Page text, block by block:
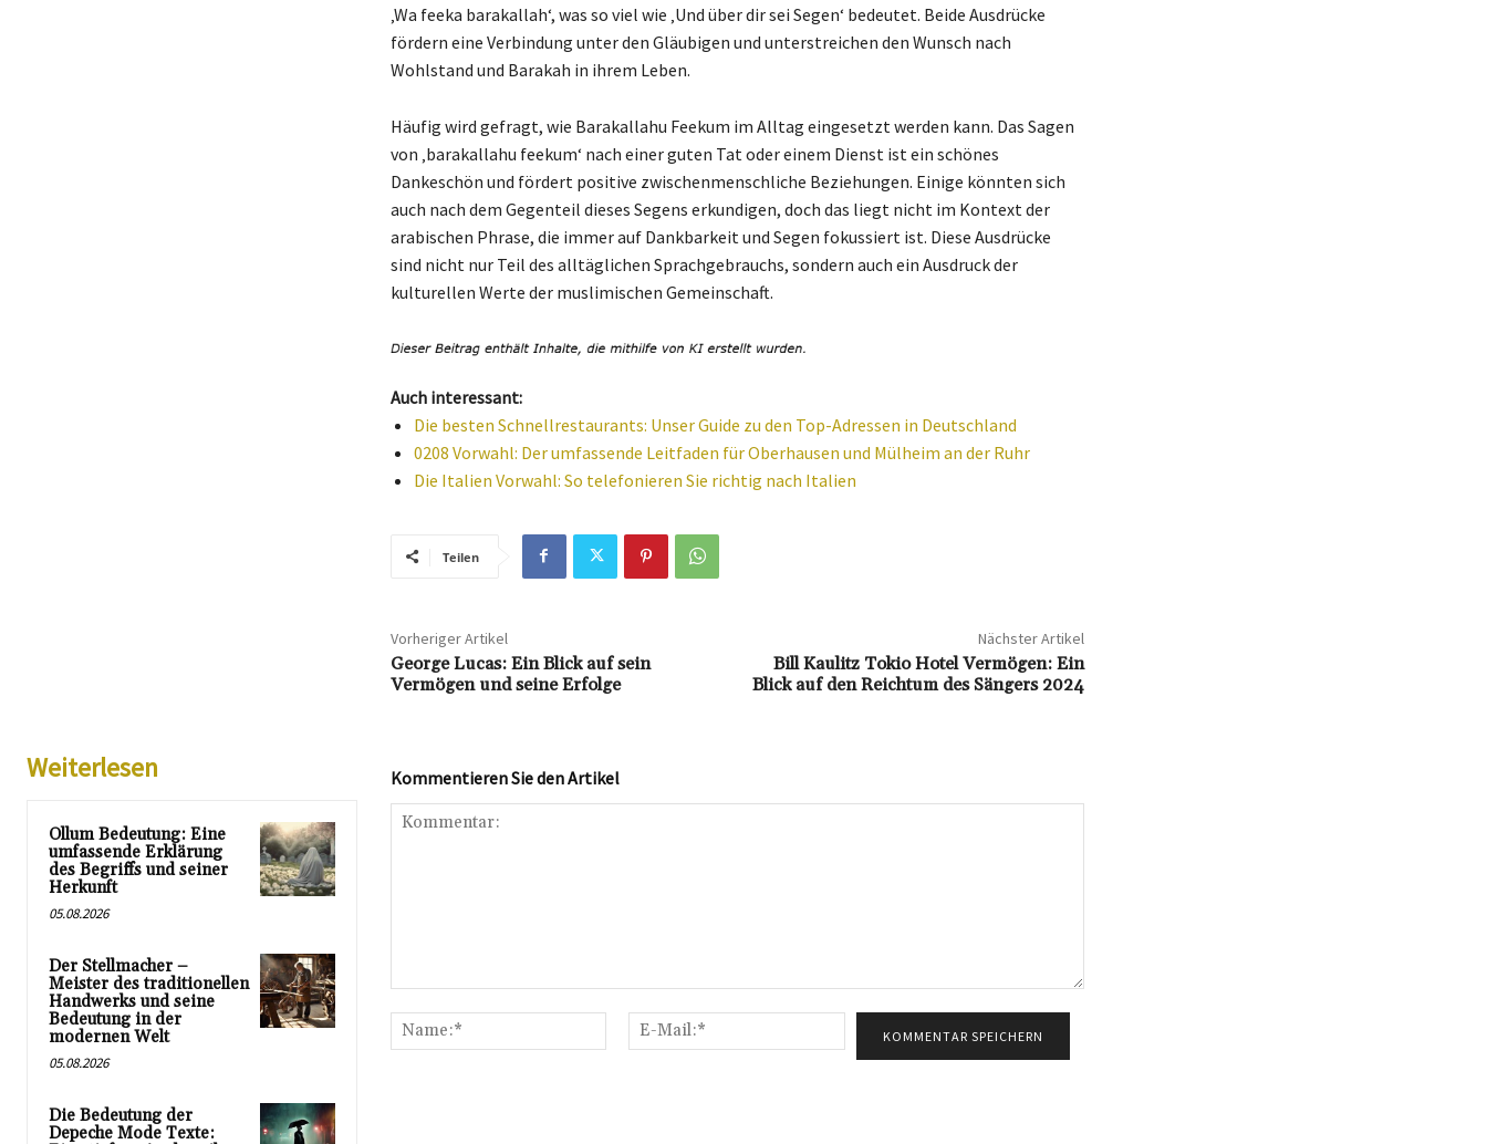
‚Wa feeka barakallah‘, was so viel wie ‚Und über dir sei Segen‘ bedeutet. Beide Ausdrücke
fördern eine Verbindung unter den Gläubigen und unterstreichen den Wunsch nach
Wohlstand und Barakah in ihrem Leben.
Häufig wird gefragt, wie Barakallahu Feekum im Alltag eingesetzt werden kann. Das Sagen
von ‚barakallahu feekum‘ nach einer guten Tat oder einem Dienst ist ein schönes
Dankeschön und fördert positive zwischenmenschliche Beziehungen. Einige könnten sich
auch nach dem Gegenteil dieses Segens erkundigen, doch das liegt nicht im Kontext der
arabischen Phrase, die immer auf Dankbarkeit und Segen fokussiert ist. Diese Ausdrücke
sind nicht nur Teil des alltäglichen Sprachgebrauchs, sondern auch ein Ausdruck der
kulturellen Werte der muslimischen Gemeinschaft.
Auch interessant:
Die besten Schnellrestaurants: Unser Guide zu den Top-Adressen in Deutschland
0208 Vorwahl: Der umfassende Leitfaden für Oberhausen und Mülheim an der Ruhr
Die Italien Vorwahl: So telefonieren Sie richtig nach Italien
Teilen
Vorheriger Artikel
George Lucas: Ein Blick auf sein
Vermögen und seine Erfolge
Nächster Artikel
Bill Kaulitz Tokio Hotel Vermögen: Ein
Blick auf den Reichtum des Sängers 2024
Weiterlesen
Ollum Bedeutung: Eine
umfassende Erklärung
des Begriffs und seiner
Herkunft
05.08.2026
Der Stellmacher –
Meister des traditionellen
Handwerks und seine
Bedeutung in der
modernen Welt
05.08.2026
Die Bedeutung der
Depeche Mode Texte:
Kommentieren Sie den Artikel
Name:*
Mail:*